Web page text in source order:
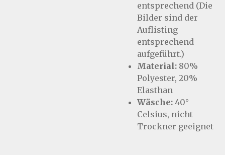
entsprechend (Die
Bilder sind der
Auflisting
entsprechend
aufgeführt.)
Material: 80%
Polyester, 20%
Elasthan
Wäsche: 40°
Celsius, nicht
Trockner geeignet